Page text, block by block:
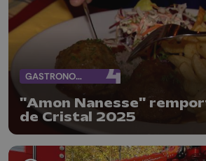
GASTRONOMIE
"Amon Nanesse"
de Cristal 2025